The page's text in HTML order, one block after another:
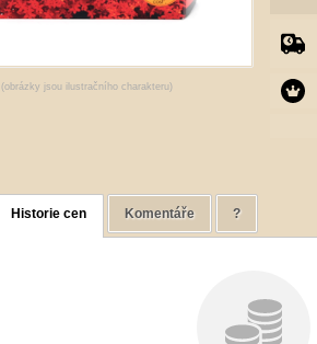
(obrázky jsou ilustračního charakteru)
Historie cen Komentáře ?